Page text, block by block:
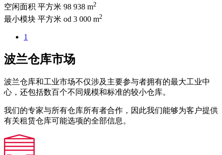
空闲面积 平方米 98 938 m2
最小模块 平方米 od 3 000 m2
1
波兰仓库市场
波兰仓库和工业市场不仅涉及主要参与者拥有的最大工业中
心，还包括数百个不同规模和标准的较小仓库。
我们的专家与所有仓库所有者合作，因此我们能够为客户提供
有关租赁仓库可能选项的全部信息。